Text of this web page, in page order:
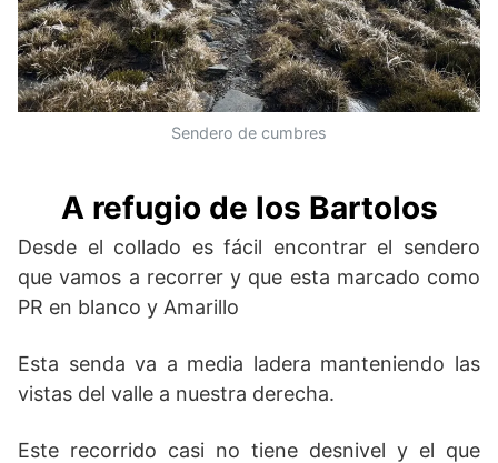
Sendero de cumbres
A refugio de los Bartolos
Desde el collado es fácil encontrar el sendero
que vamos a recorrer y que esta marcado como
PR en blanco y Amarillo
Esta senda va a media ladera manteniendo las
vistas del valle a nuestra derecha.
Este recorrido casi no tiene desnivel y el que